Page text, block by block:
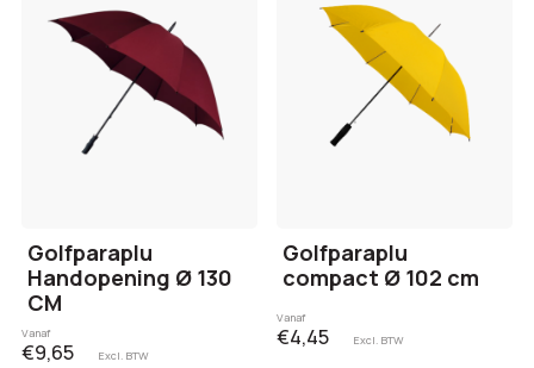
Golfparaplu
Handopening Ø 130
CM
Vanaf
€9,65 Excl. BTW
Golfparaplu
compact Ø 102 cm
Vanaf
€4,45 Excl. BTW